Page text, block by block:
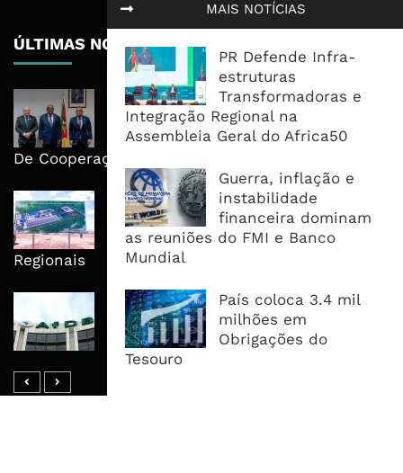
MAIS NOTÍCIAS
PR Defende Infra-
estruturas
Transformadoras e
Integração Regional na
Assembleia Geral do Africa50
Guerra, inflação e
instabilidade
financeira dominam
as reuniões do FMI e Banco
Mundial
País coloca 3.4 mil
milhões em
Obrigações do
Tesouro
ÚLTIMAS NOTÍCIAS
Moçambique E ECA Colocam
Emprego, Industrialização E
Execução No Centro Da Nova Agenda
De Cooperação
Nova Capacidade Cimenteira Coloca
Moçambique No Caminho Da Auto-
Suficiência E Das Exportações
Regionais
AfDB Aprova US$265 Milhões E
Acelera Ligação Da Zâmbia Ao
Corredor Do Lobito